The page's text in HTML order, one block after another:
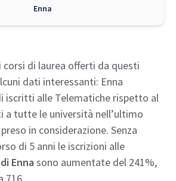
Enna
corsi di laurea offerti da questi
dati interessanti: Enna
iscritti alle Telematiche rispetto al
tutte le università nell’ultimo
in considerazione. Senza
di 5 anni le iscrizioni alle
Enna sono aumentate del 241%,